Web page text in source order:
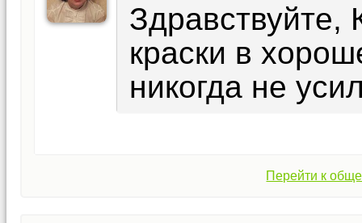
краски в
никогда не
Перейти к